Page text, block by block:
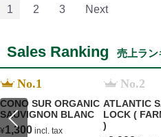
1 2 3 Next
Sales Ranking 売上ラン
No.1
CONO SUR ORGANIC
SAUVIGNON BLANC
¥1,300 incl. tax
No.2
ATLANTIC
LOCK (
)